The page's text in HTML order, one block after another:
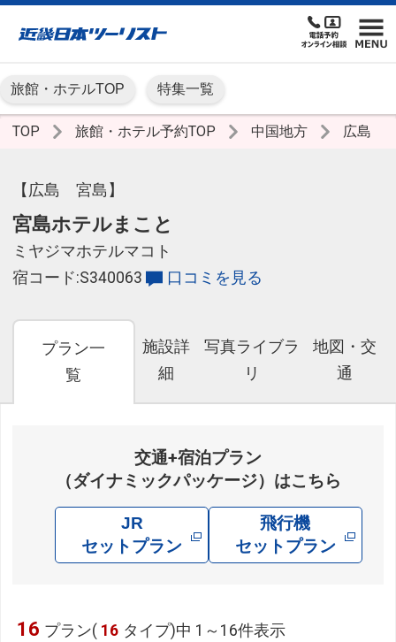
旅館・ホテルTOP 特集一覧
TOP 旅館・ホテル予約TOP 中国地方 広島
【広島 宮島】
宮島ホテルまこと
ミヤジマホテルマコト
宿コード:S340063
口コミを見る
プラン一
覧
施設詳
細
写真ライブラ
リ
地図・交
通
交通+宿泊プラン
（ダイナミックパッケージ）はこちら
JR
セットプラン
飛行機
セットプラン
16 プラン( 16 タイプ)中 1～16件表示